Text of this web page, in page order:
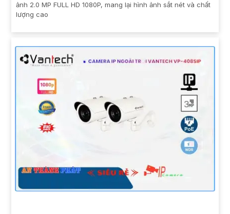
ảnh 2.0 MP FULL HD 1080P, mang lại hình ảnh sắt nét và chất
lượng cao